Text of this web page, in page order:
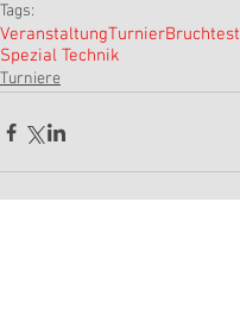
Tags:
VeranstaltungTurnierBruchtest
Spezial Technik
Turniere